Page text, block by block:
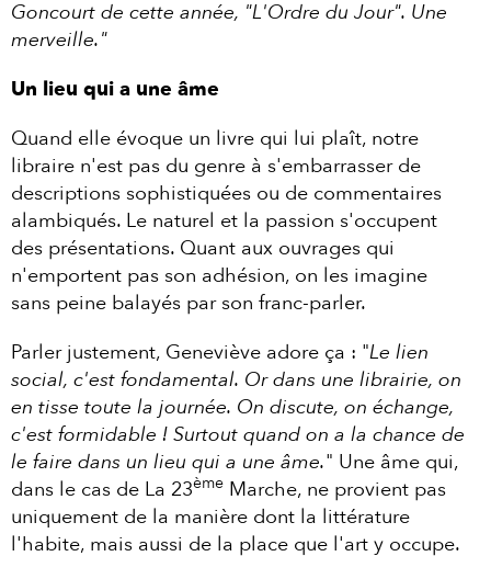
Goncourt de cette année, "L'Ordre du Jour". Une
merveille."
Un lieu qui a une âme
Quand elle évoque un livre qui lui plaît, notre
libraire n'est pas du genre à s'embarrasser de
descriptions sophistiquées ou de commentaires
alambiqués. Le naturel et la passion s'occupent
des présentations. Quant aux ouvrages qui
n'emportent pas son adhésion, on les imagine
sans peine balayés par son franc-parler.
Parler justement, Geneviève adore ça : "Le lien
social, c'est fondamental. Or dans une librairie, on
en tisse toute la journée. On discute, on échange,
c'est formidable ! Surtout quand on a la chance de
le faire dans un lieu qui a une âme." Une âme qui,
dans le cas de La 23ème Marche, ne provient pas
uniquement de la manière dont la littérature
l'habite, mais aussi de la place que l'art y occupe.